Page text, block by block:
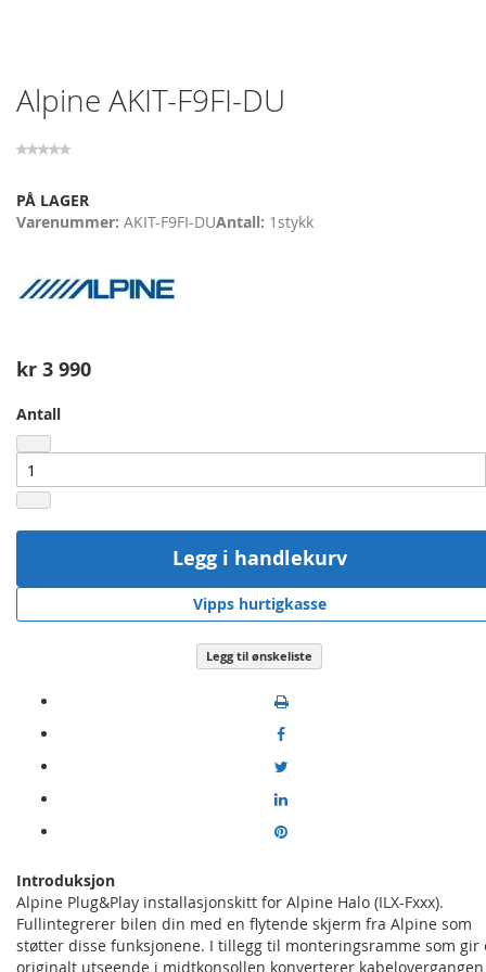
Skip
to
beginning
the
images
Alpine AKIT-F9FI-DU
PÅ LAGER
Varenummer AKIT-F9FI-DUAntall 1 stykk
kr 3 990
Antall
Legg i handlekurv
Vipps hurtigkasse
Legg til ønskeliste
Introduksjon
Alpine Plug&Play installasjonskitt for Alpine Halo (ILX-Fxxx).
Fullintegrerer bilen din med en flytende skjerm fra Alpine som
støtter disse funksjonene. I tillegg til monteringsramme som gir
originalt utseende i midtkonsollen konverterer kabelovergangen